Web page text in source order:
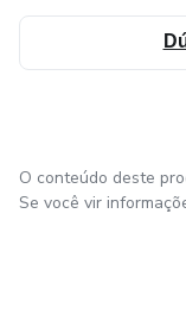
O conteúdo deste
Se você vir